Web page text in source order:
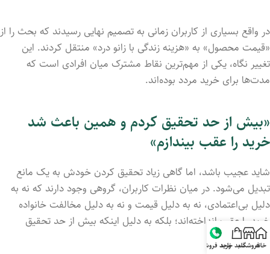
در واقع بسیاری از کاربران زمانی به تصمیم نهایی رسیدند که بحث را از
«قیمت محصول» به «هزینه زندگی با زانو درد» منتقل کردند. این
تغییر نگاه، یکی از مهم‌ترین نقاط مشترک میان افرادی است که
مدت‌ها برای خرید مردد بوده‌اند.
«بیش از حد تحقیق کردم و همین باعث شد
خرید را عقب بیندازم»
شاید عجیب باشد، اما گاهی زیاد تحقیق کردن خودش به یک مانع
تبدیل می‌شود. در میان نظرات کاربران، گروهی وجود دارند که نه به
دلیل بی‌اعتمادی، نه به دلیل قیمت و نه به دلیل مخالفت خانواده
خرید را عقب انداخته‌اند؛ بلکه به دلیل اینکه بیش از حد تحقیق
کرده‌اند.
خانهفروشگاهسبد خریدواحد فروش